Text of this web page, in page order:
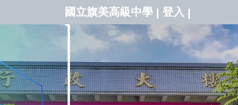
國立旗美高級中學 | 登入 |